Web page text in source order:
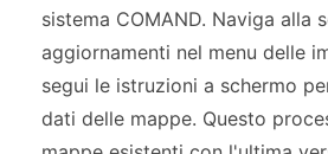
sistema COMAND. Naviga alla
aggiornamenti nel menu delle
segui le istruzioni a schermo
dati delle mappe. Questo